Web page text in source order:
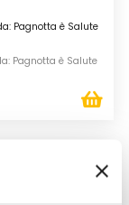
Pagnotta è Salute
Pagnotta è Salute